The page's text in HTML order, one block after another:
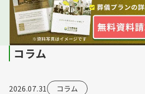
コラム
2026.07.31 コラム